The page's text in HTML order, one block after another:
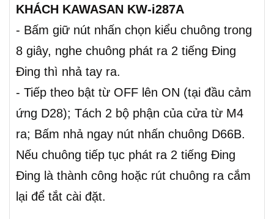
KHÁCH KAWASAN KW-i287A
- Bấm giữ nút nhấn chọn kiểu chuông trong
8 giây, nghe chuông phát ra 2 tiếng Đing
Đing thì nhả tay ra.
- Tiếp theo bật từ OFF lên ON (tại đầu cảm
ứng D28); Tách 2 bộ phận của cửa từ M4
ra; Bấm nhả ngay nút nhấn chuông D66B.
Nếu chuông tiếp tục phát ra 2 tiếng Đing
Đing là thành công hoặc rút chuông ra cắm
lại để tắt cài đặt.